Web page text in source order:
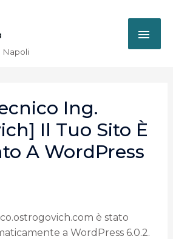
Napoli
Ing.
Il Tuo Sito È
A WordPress
è stato
a WordPress 6.0.2.